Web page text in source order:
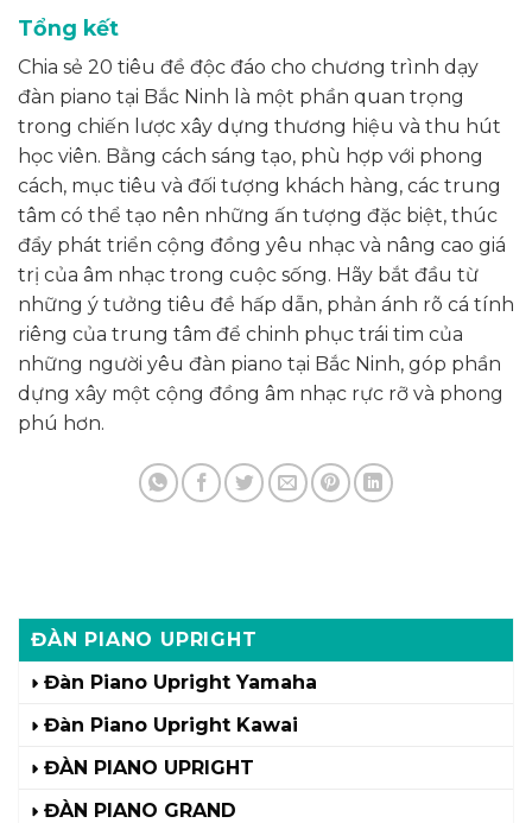
Tổng kết
Chia sẻ 20 tiêu đề độc đáo cho chương trình dạy
đàn piano tại Bắc Ninh là một phần quan trọng
trong chiến lược xây dựng thương hiệu và thu hút
học viên. Bằng cách sáng tạo, phù hợp với phong
cách, mục tiêu và đối tượng khách hàng, các trung
tâm có thể tạo nên những ấn tượng đặc biệt, thúc
đẩy phát triển cộng đồng yêu nhạc và nâng cao giá
trị của âm nhạc trong cuộc sống. Hãy bắt đầu từ
những ý tưởng tiêu đề hấp dẫn, phản ánh rõ cá tính
riêng của trung tâm để chinh phục trái tim của
những người yêu đàn piano tại Bắc Ninh, góp phần
dựng xây một cộng đồng âm nhạc rực rỡ và phong
phú hơn.
ĐÀN PIANO UPRIGHT
Đàn Piano Upright Yamaha
Đàn Piano Upright Kawai
ĐÀN PIANO UPRIGHT
ĐÀN PIANO GRAND